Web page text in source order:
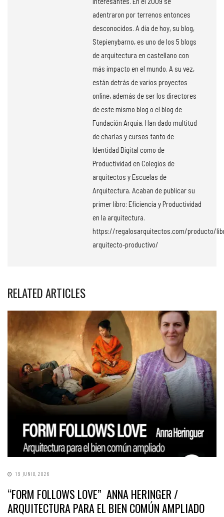
adentraron por terrenos entonces
desconocidos. A día de hoy, su blog,
Stepienybarno, es uno de los 5 blogs
de arquitectura en castellano con
más impacto en el mundo. A su vez,
están detrás de varios proyectos
online, además de ser los directores
de este mismo blog o el blog de
Fundación Arquia. Han dado multitud
de charlas y cursos tanto de
Identidad Digital como de
Productividad en Colegios de
arquitectos y Escuelas de
Arquitectura. Acaban de publicar su
primer libro: Eficiencia y Productividad
en la arquitectura.
https://regalosarquitectos.com/producto/
arquitecto-productivo/
RELATED ARTICLES
19 JUNIO, 2026
“FORM FOLLOWS LOVE” ANNA HERINGER /
ARQUITECTURA PARA EL BIEN COMÚN AMPLIADO